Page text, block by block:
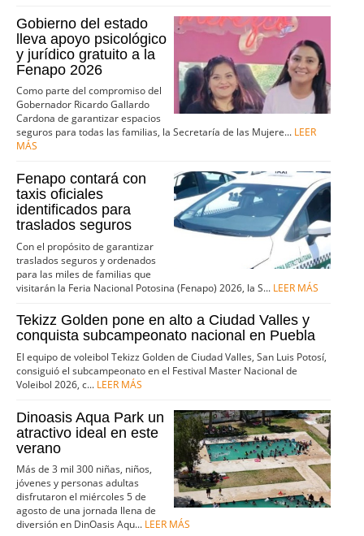
Gobierno del estado
lleva apoyo psicológico
y jurídico gratuito a la
Fenapo 2026
Como parte del compromiso del
Gobernador Ricardo Gallardo
Cardona de garantizar espacios
seguros para todas las familias, la Secretaría de las Mujere... LEER
MÁS
Fenapo contará con
taxis oficiales
identificados para
traslados seguros
Con el propósito de garantizar
traslados seguros y ordenados
para las miles de familias que
visitarán la Feria Nacional Potosina (Fenapo) 2026, la S... LEER MÁS
Tekizz Golden pone en alto a Ciudad Valles y
conquista subcampeonato nacional en Puebla
El equipo de voleibol Tekizz Golden de Ciudad Valles, San Luis Potosí,
consiguió el subcampeonato en el Festival Master Nacional de
Voleibol 2026, c... LEER MÁS
Dinoasis Aqua Park un
atractivo ideal en este
verano
Más de 3 mil 300 niñas, niños,
jóvenes y personas adultas
disfrutaron el miércoles 5 de
agosto de una jornada llena de
diversión en DinOasis Aqu... LEER MÁS